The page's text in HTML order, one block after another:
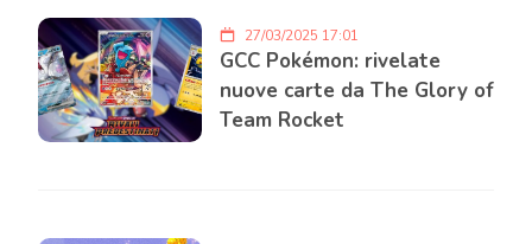
27/03/2025 17:01
GCC Pokémon: rivelate
nuove carte da The Glory of
Team Rocket